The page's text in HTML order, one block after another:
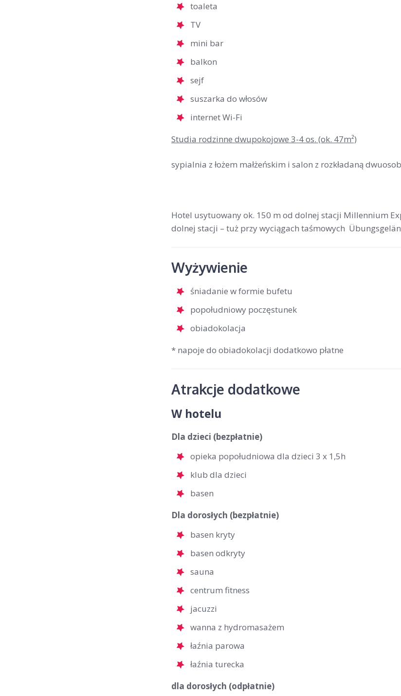
toaleta
TV
mini bar
balkon
sejf
suszarka do włosów
internet Wi-Fi
Studia rodzinne dwupokojowe 3-4 os. (ok. 47m²)
sypialnia z łożem małżeńskim i salon z rozkładaną
Hotel usytuowany ok. 150 m od dolnej stacji Millennium
dolnej stacji – tuż przy wyciągach taśmowych
Wyżywienie
śniadanie w formie bufetu
popołudniowy poczęstunek
obiadokolacja
* napoje do obiadokolacji dodatkowo płatne
Atrakcje dodatkowe
W hotelu
Dla dzieci (bezpłatnie)
opieka popołudniowa dla dzieci 3 x 1,5h
klub dla dzieci
basen
Dla dorosłych (bezpłatnie)
basen kryty
basen odkryty
sauna
centrum fitness
jacuzzi
wanna z hydromasażem
łaźnia parowa
łaźnia turecka
dla dorosłych (odpłatnie)